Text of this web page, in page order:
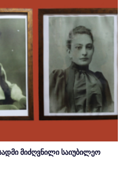
მიძღვნილი საიუბილეო